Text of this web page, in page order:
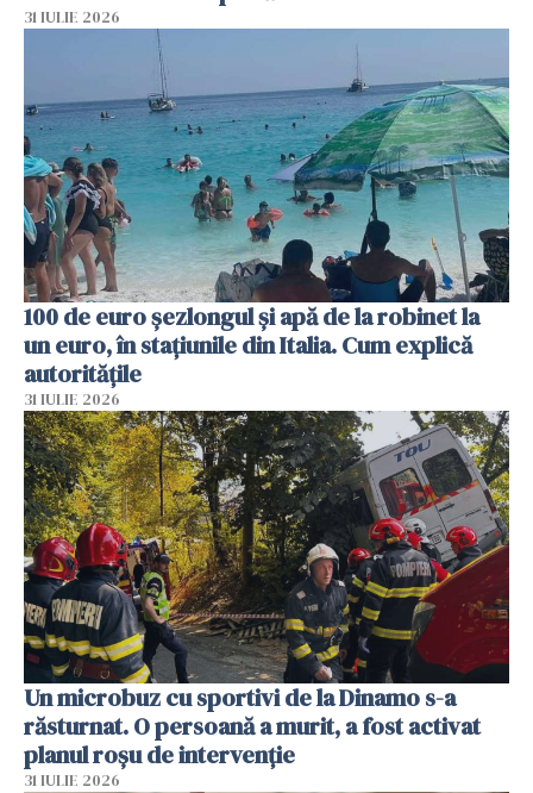
31 IULIE 2026
100 de euro șezlongul și apă de la robinet la
un euro, în stațiunile din Italia. Cum explică
autoritățile
31 IULIE 2026
Un microbuz cu sportivi de la Dinamo s-a
răsturnat. O persoană a murit, a fost activat
planul roșu de intervenție
31 IULIE 2026